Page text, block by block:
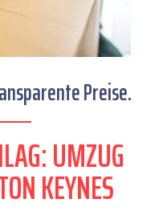
Preise.
UMZUG
KEYNES